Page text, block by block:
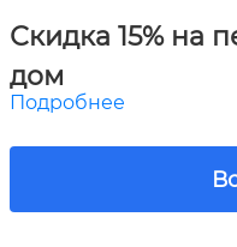
Скидка 15% на
дом
Подробнее